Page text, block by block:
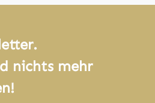
nichts mehr